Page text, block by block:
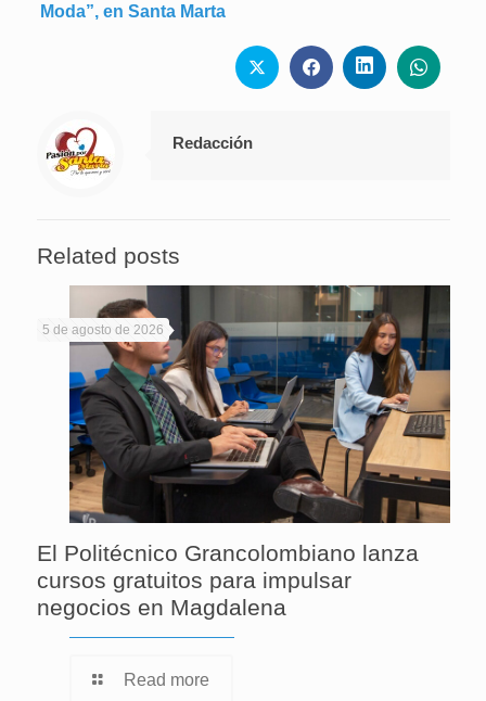
Moda”, en Santa Marta
Redacción
Related posts
5 de agosto de 2026
El Politécnico Grancolombiano lanza
cursos gratuitos para impulsar
negocios en Magdalena
Read more